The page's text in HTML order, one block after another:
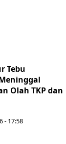
Tebu
Olah TKP dan
- 17:58